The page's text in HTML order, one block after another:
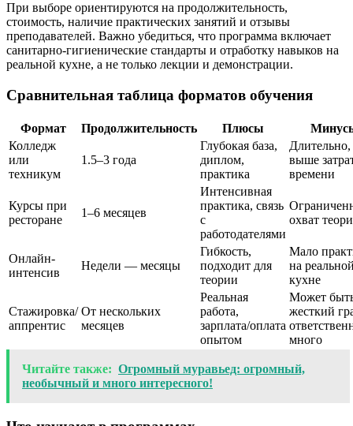
При выборе ориентируются на продолжительность,
стоимость, наличие практических занятий и отзывы
преподавателей. Важно убедиться, что программа включает
санитарно-гигиенические стандарты и отработку навыков на
реальной кухне, а не только лекции и демонстрации.
Сравнительная таблица форматов обучения
Формат Продолжительность Плюсы
Колледж
или
техникум
1.5–3 года
Глубокая база,
диплом,
практика
Длительно,
выше
времени
Курсы при
ресторане
1–6 месяцев
Интенсивная
практика, связь
с
работодателями
охват
Онлайн-
интенсив
Недели — месяцы
Гибкость,
подходит для
теории
Мало
на
кухне
Стажировка/
аппрентис
От нескольких
месяцев
Реальная
работа,
зарплата/оплата
опытом
Может
жесткий
много
Читайте также: Огромный муравьед: огромный,
необычный и много интересного!